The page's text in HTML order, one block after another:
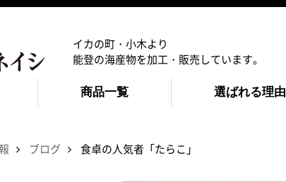
イカの町・小木より
能登の海産物を加工・販売しています。
商品一覧 選ばれる理由
ブログ 食卓の人気者「たらこ」